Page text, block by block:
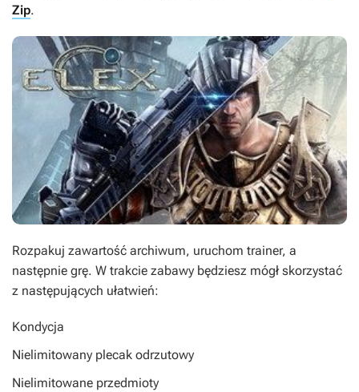
Zip.
Rozpakuj zawartość archiwum, uruchom trainer, a
następnie grę. W trakcie zabawy będziesz mógł skorzystać
z następujących ułatwień:
Kondycja
Nielimitowany plecak odrzutowy
Nielimitowane przedmioty